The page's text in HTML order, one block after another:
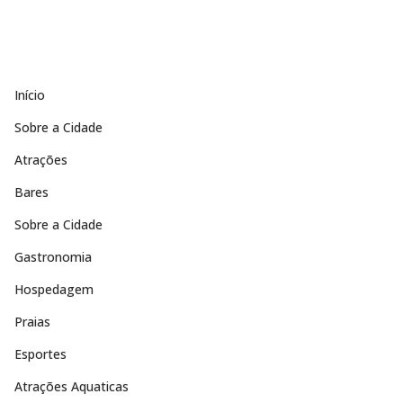
Início
Sobre a Cidade
Atrações
Bares
Sobre a Cidade
Gastronomia
Hospedagem
Praias
Esportes
Atrações Aquaticas